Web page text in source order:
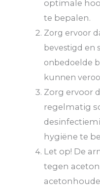
optimale
te bepalen.
Zorg ervoor
bevestigd en
onbedoelde
kunnen
Zorg ervoor
regelmatig
hygiëne te
Let op! De
tegen